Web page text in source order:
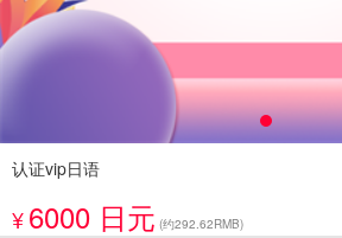
认证vip日语
¥6000 日元 (约292.62RMB)